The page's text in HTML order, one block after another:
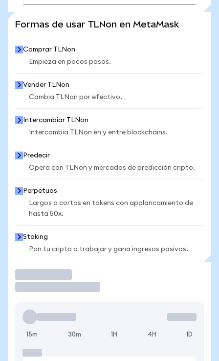
Formas de usar TLNon en MetaMask
Comprar TLNon
Empieza en pocos pasos.
Vender TLNon
Cambia TLNon por efectivo.
Intercambiar TLNon
Intercambia TLNon en y entre blockchains.
Predecir
Opera con TLNon y mercados de predicción cripto.
Perpetuos
Largos o cortos en tokens con apalancamiento de
hasta 50x.
Staking
Pon tu cripto a trabajar y gana ingresos pasivos.
15m 30m 1H 4H 1D